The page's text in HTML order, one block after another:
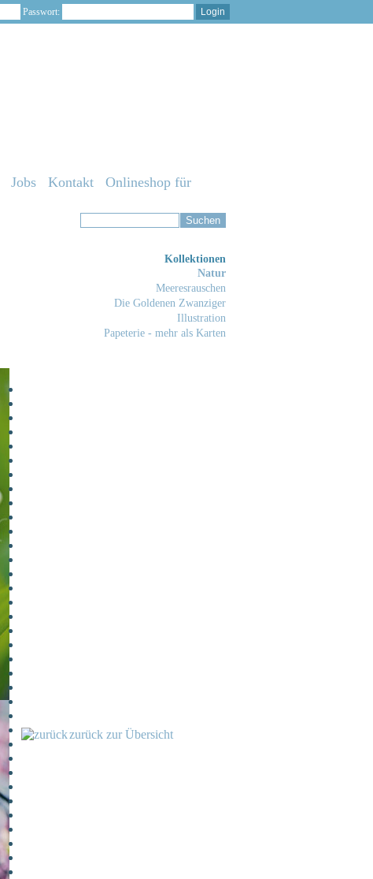
Passwort:
Jobs Kontakt
Onlineshop für
Kollektionen
Natur
Meeresrauschen
Die Goldenen Zwanziger
Illustration
Papeterie - mehr als Karten
zurück zur Übersicht